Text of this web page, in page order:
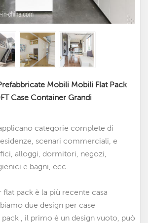
Mobili Mobili Flat Pack
Case Container Grandi
categorie complete di
scenari commerciali, e
alloggi, dormitori, negozi,
e bagni, ecc.
flat pack è la più recente casa
due design per case
, il primo è un design vuoto, può